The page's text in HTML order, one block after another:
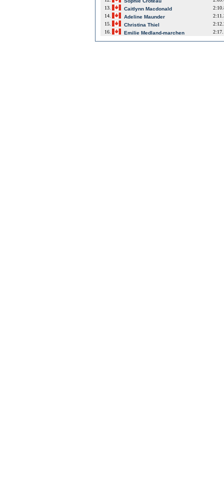
13.
Caitlynn Macdonald
14.
Adeline Maunder
15.
Christina Thiel
16.
Emilie Medland-marchen